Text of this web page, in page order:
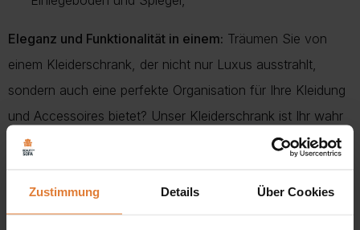
Zustimmung Details Über Cookies
Eleganz und Funktionalität in einem: Träumen Sie von
einem Kleiderschrank, der nicht nur Luxus ausstrahlt,
sondern auch eine perfekte Organisation für Ihre Kleidung
und Accessoires bietet? Unser Kleiderschrank ist Ihr wahr
gewordener Traum, der außergewöhnliche Qualität mit